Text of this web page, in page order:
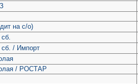
на с/о)
сб. / Импорт
/ РОСТАР